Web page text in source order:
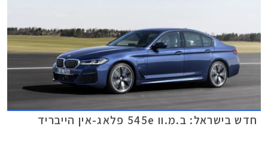
לאאודי A6 על טהרת ההנעה החשמלית.
חדש בישראל: ב.מ.וו 545e פלאג-אין הייבריד